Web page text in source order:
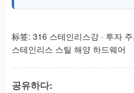
标签: 316 스테인리스강 · 투자
스테인리스 스틸 해양 하드웨어
공유하다: